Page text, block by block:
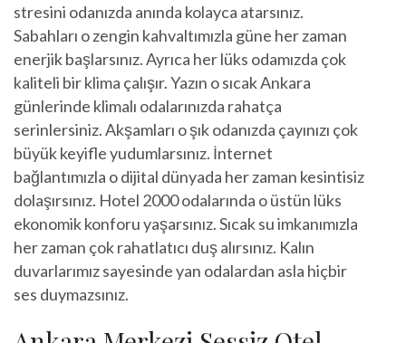
stresini odanızda anında kolayca atarsınız.
Sabahları o zengin kahvaltımızla güne her zaman
enerjik başlarsınız. Ayrıca her lüks odamızda çok
kaliteli bir klima çalışır. Yazın o sıcak Ankara
günlerinde klimalı odalarınızda rahatça
serinlersiniz. Akşamları o şık odanızda çayınızı çok
büyük keyifle yudumlarsınız. İnternet
bağlantımızla o dijital dünyada her zaman kesintisiz
dolaşırsınız. Hotel 2000 odalarında o üstün lüks
ekonomik konforu yaşarsınız. Sıcak su imkanımızla
her zaman çok rahatlatıcı duş alırsınız. Kalın
duvarlarımız sayesinde yan odalardan asla hiçbir
ses duymazsınız.